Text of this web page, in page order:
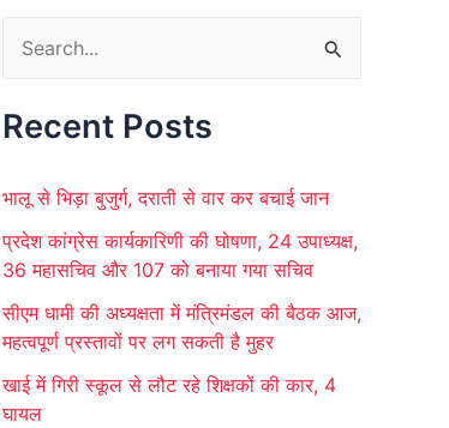
a
c
h
f
o
Recent Posts
भालू से भिड़ा बुजुर्ग, दराती से वार कर बचाई जान
प्रदेश कांग्रेस कार्यकारिणी की घोषणा, 24 उपाध्यक्ष,
36 महासचिव और 107 को बनाया गया सचिव
सीएम धामी की अध्यक्षता में मंत्रिमंडल की बैठक आज,
महत्वपूर्ण प्रस्तावों पर लग सकती है मुहर
खाई में गिरी स्कूल से लौट रहे शिक्षकों की कार, 4
घायल